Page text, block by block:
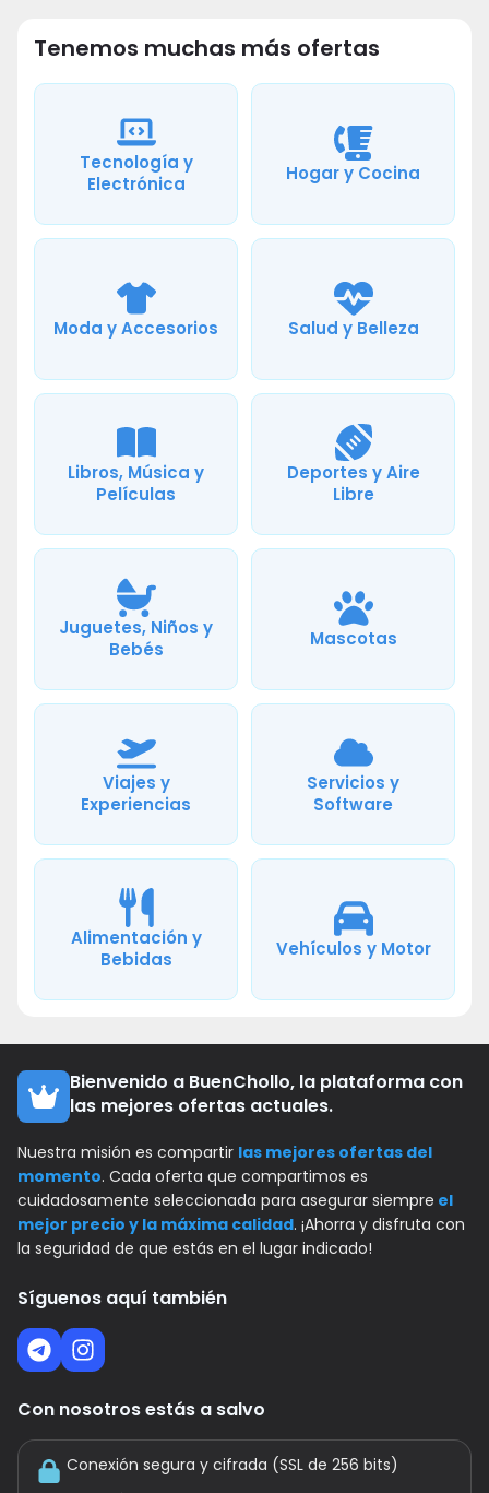
Tenemos muchas más ofertas
Tecnología y
Electrónica
Hogar y Cocina
Moda y Accesorios Salud y Belleza
Libros, Música y
Películas
Deportes y Aire
Libre
Juguetes, Niños y
Bebés
Mascotas
Viajes y
Experiencias
Servicios y
Software
Alimentación y
Bebidas
Vehículos y Motor
Bienvenido a BuenChollo, la plataforma con
las mejores ofertas actuales.
Nuestra misión es compartir las mejores ofertas del
momento. Cada oferta que compartimos es
cuidadosamente seleccionada para asegurar siempre el
mejor precio y la máxima calidad. ¡Ahorra y disfruta con
la seguridad de que estás en el lugar indicado!
Síguenos aquí también
Con nosotros estás a salvo
Conexión segura y cifrada (SSL de 256 bits)